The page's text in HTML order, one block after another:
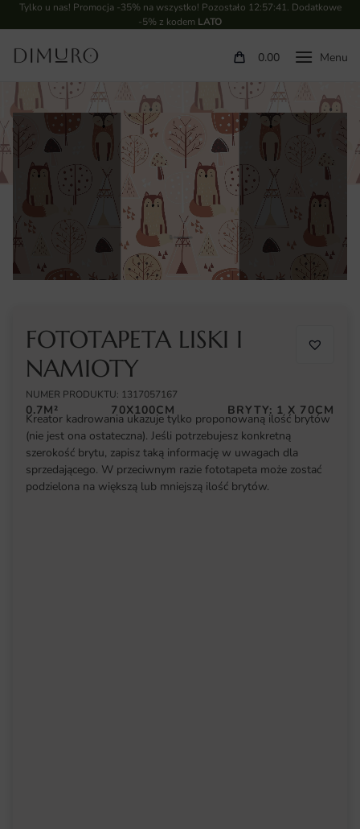
Tylko u nas! Promocja -35% na wszystko! Pozostało 12:57:41. Dodatkowe
-5% z kodem LATO
0.00
FOTOTAPETA LISKI I
NAMIOTY
NUMER PRODUKTU: 1317057167
0.7M² 70X100CM BRYTY: 1 X 70CM
Kreator kadrowania ukazuje tylko proponowaną ilość brytów
(nie jest ona ostateczna). Jeśli potrzebujesz konkretną
szerokość brytu, zapisz taką informację w uwagach dla
sprzedającego. W przeciwnym razie fototapeta może zostać
podzielona na większą lub mniejszą ilość brytów.